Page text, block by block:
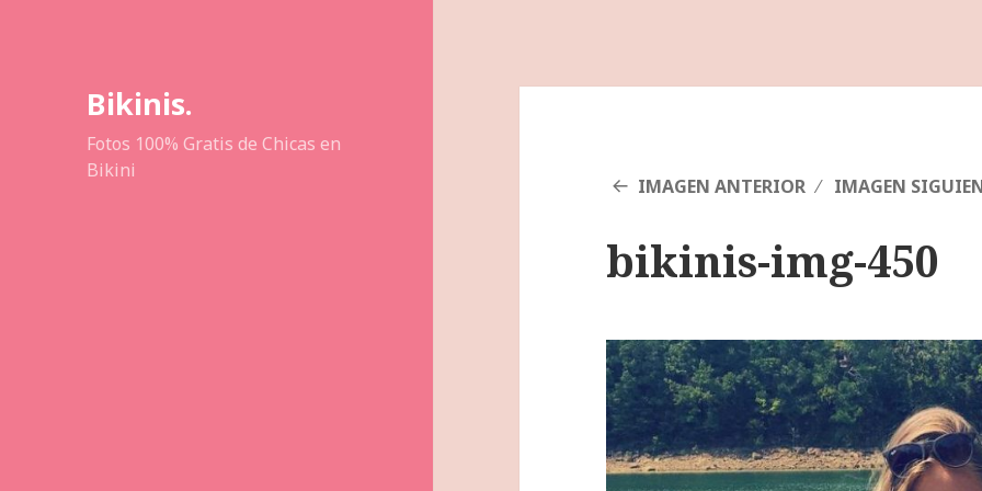
Bikinis.
Fotos 100% Gratis de Chicas en
Bikini
IMAGEN ANTERIOR IMAGEN
bikinis-img-450